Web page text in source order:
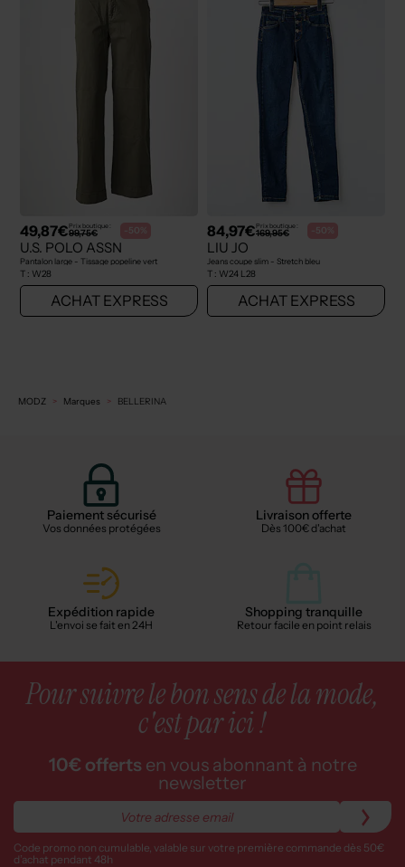
49,87€Prix boutique :
99,75€ -50%
U.S. POLO ASSN
Pantalon large - Tissage popeline vert
T : W28
ACHAT EXPRESS
84,97€Prix boutique :
169,95€ -50%
LIU JO
Jeans coupe slim - Stretch bleu
T : W24 L28
ACHAT EXPRESS
MODZ Marques BELLERINA
Paiement sécurisé
Vos données protégées
Livraison offerte
Dès 100€ d'achat
Expédition rapide
L'envoi se fait en 24H
Shopping tranquille
Retour facile en point relais
Pour suivre le bon sens de la mode,
c'est par ici !
10€ offerts en vous abonnant à notre
newsletter
Code promo non cumulable, valable sur votre première commande dès 50€
d’achat pendant 48h